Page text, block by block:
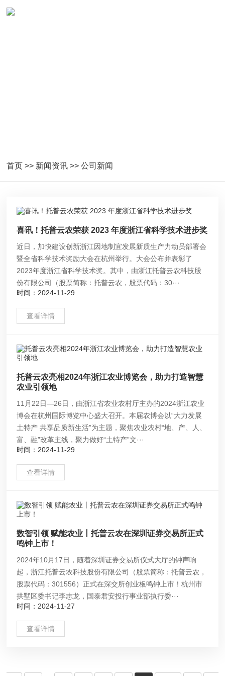
首页 >> 新闻资讯 >>公司新闻
喜讯！托普云农荣获 2023 年度浙江省科学技术进步奖
近日，加快建设创新浙江因地制宜发展新质生产力动员部署会
暨全省科学技术奖励大会在杭州举行。大会公布并表彰了
2023年度浙江省科学技术奖。其中，由浙江托普云农科技股
份有限公司（股票简称：托普云农，股票代码：30···
时间：2024-11-29
查看详情
托普云农亮相2024年浙江农业博览会，助力打造智慧
农业引领地
11月22日—26日，由浙江省农业农村厅主办的2024浙江农业
博会在杭州国际博览中心盛大召开。本届农博会以“大力发展
土特产 共享品质新生活”为主题，聚焦农业农村“地、产、人、
富、融”改革主线，聚力做好“土特产”文···
时间：2024-11-29
查看详情
数智引领 赋能农业丨托普云农在深圳证券交易所正式
鸣钟上市！
2024年10月17日，随着深圳证券交易所仪式大厅的钟声响
起，浙江托普云农科技股份有限公司（股票简称：托普云农，
股票代码：301556）正式在深交所创业板鸣钟上市！杭州市
拱墅区委书记李志龙，国泰君安投行事业部执行委···
时间：2024-11-27
查看详情